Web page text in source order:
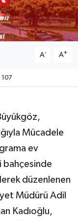
A- A+
107
Mücadele
ev
bahçesinde
düzenlenen
Müdürü Adil
Kadıoğlu,